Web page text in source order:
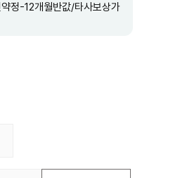
정-12개월반값/타사보상가